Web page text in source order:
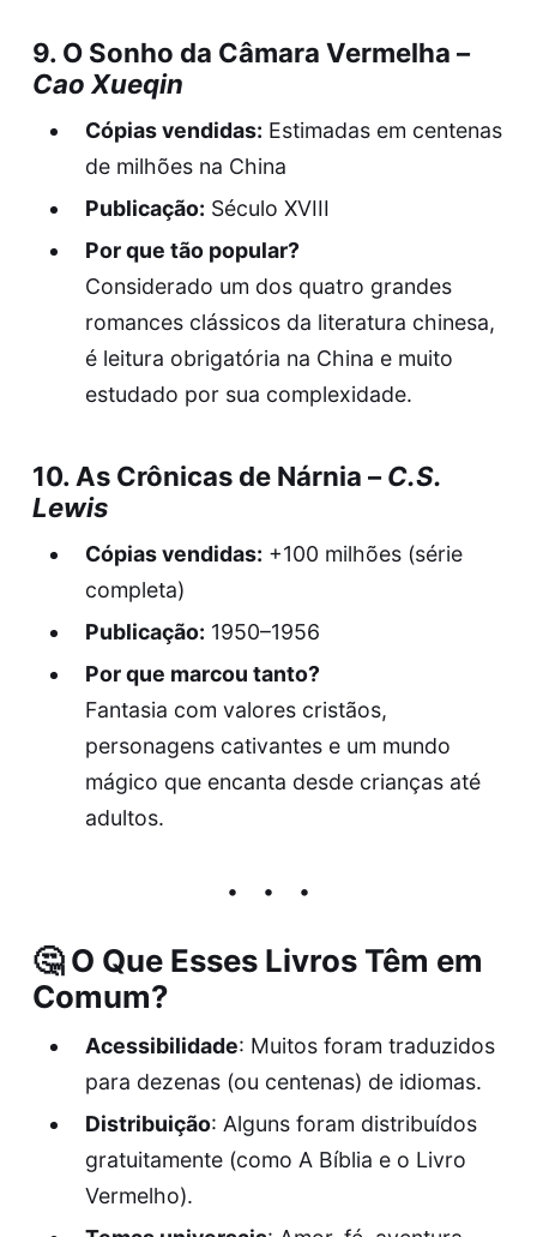
9. O Sonho da Câmara Vermelha –
Cao Xueqin
Cópias vendidas: Estimadas em centenas
de milhões na China
Publicação: Século XVIII
Por que tão popular?
Considerado um dos quatro grandes
romances clássicos da literatura chinesa,
é leitura obrigatória na China e muito
estudado por sua complexidade.
10. As Crônicas de Nárnia – C.S.
Lewis
Cópias vendidas: +100 milhões (série
completa)
Publicação: 1950–1956
Por que marcou tanto?
Fantasia com valores cristãos,
personagens cativantes e um mundo
mágico que encanta desde crianças até
adultos.
🤔 O Que Esses Livros Têm em
Comum?
Acessibilidade: Muitos foram traduzidos
para dezenas (ou centenas) de idiomas.
Distribuição: Alguns foram distribuídos
gratuitamente (como A Bíblia e o Livro
Vermelho).